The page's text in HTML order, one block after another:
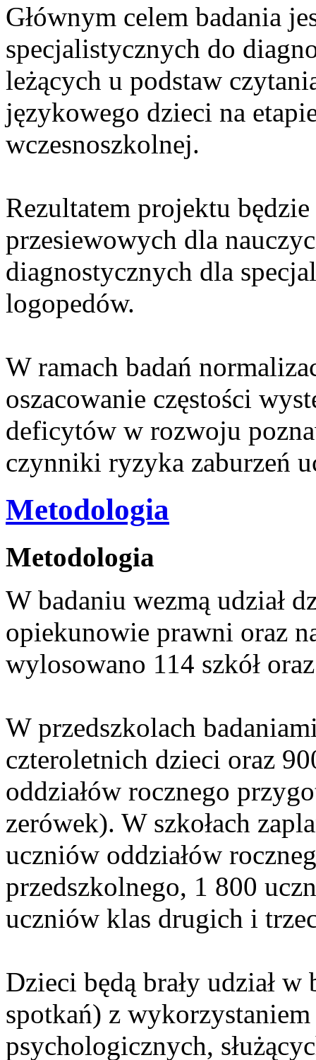
Głównym celem badania
specjalistycznych do
leżących u podstaw
językowego dzieci na
wczesnoszkolnej.
Rezultatem projektu
przesiewowych dla
diagnostycznych dla
logopedów.
W ramach badań
oszacowanie częstości
deficytów w rozwoju
czynniki ryzyka zaburzeń
Metodologia
Metodologia
W badaniu wezmą udział
opiekunowie prawni oraz
wylosowano 114 szkół
W przedszkolach
czteroletnich dzieci oraz
oddziałów rocznego
zerówek). W szkołach
uczniów oddziałów
przedszkolnego, 1 800
uczniów klas drugich i
Dzieci będą brały udział
spotkań) z
psychologicznych,